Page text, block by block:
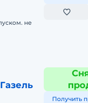
не
Получить